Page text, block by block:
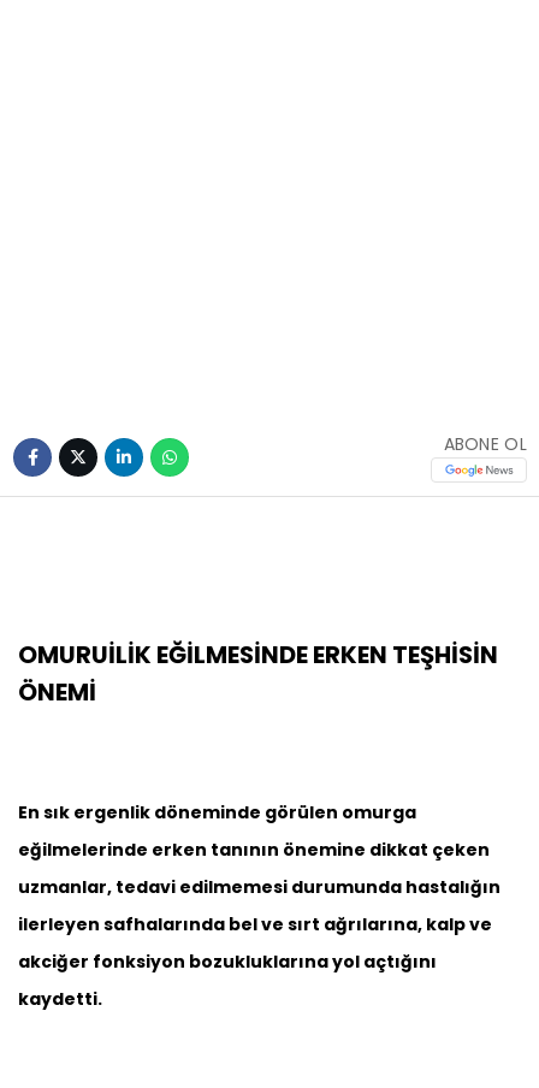
ABONE OL
OMURUİLİK EĞİLMESİNDE ERKEN TEŞHİSİN
ÖNEMİ
En sık ergenlik döneminde görülen omurga
eğilmelerinde erken tanının önemine dikkat çeken
uzmanlar, tedavi edilmemesi durumunda hastalığın
ilerleyen safhalarında bel ve sırt ağrılarına, kalp ve
akciğer fonksiyon bozukluklarına yol açtığını
kaydetti.